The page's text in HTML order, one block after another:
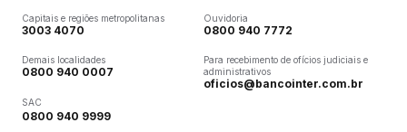
Capitais e regiões metropolitanas
3003 4070
Demais localidades
0800 940 0007
SAC
0800 940 9999
Ouvidoria
0800 940 7772
Para recebimento de ofícios judiciais e
administrativos
oficios@bancointer.com.br